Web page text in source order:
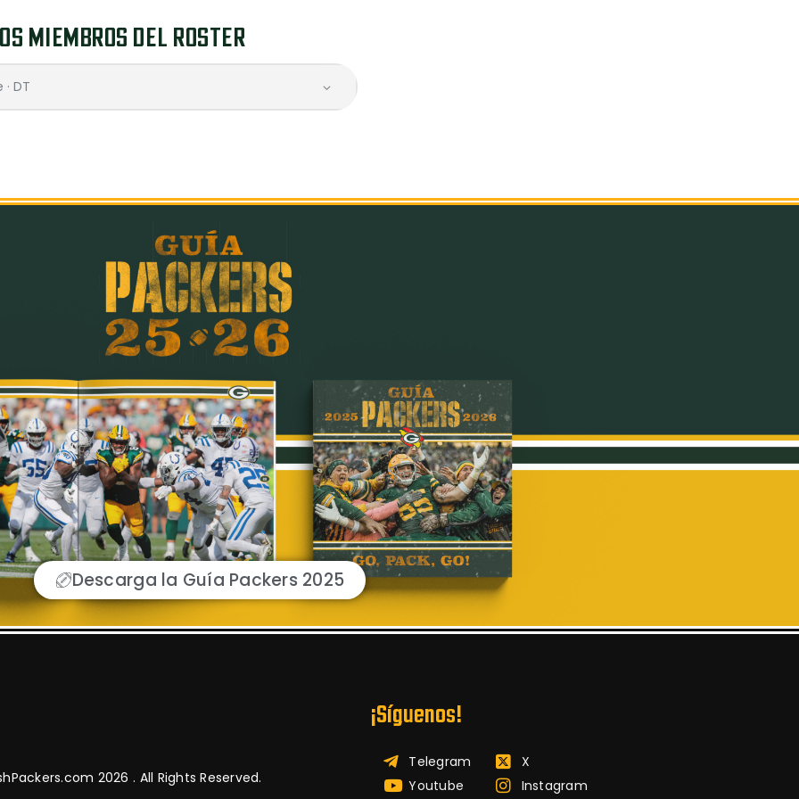
MIEMBROS DEL ROSTER
Descarga la Guía Packers 2025
2026 . All Rights Reserved.
¡Síguenos!
Telegram
Youtube
X
Instagram